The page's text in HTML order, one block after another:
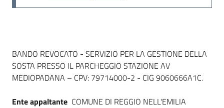
Dati del bando
BANDO REVOCATO - SERVIZIO PER LA GESTIONE DELLA
SOSTA PRESSO IL PARCHEGGIO STAZIONE AV
MEDIOPADANA – CPV: 79714000-2 - CIG 9060666A1C.
Ente appaltante COMUNE DI REGGIO NELL'EMILIA